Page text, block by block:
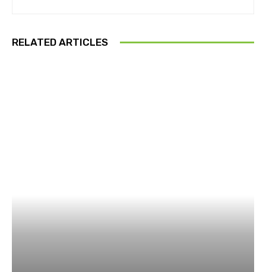
RELATED ARTICLES